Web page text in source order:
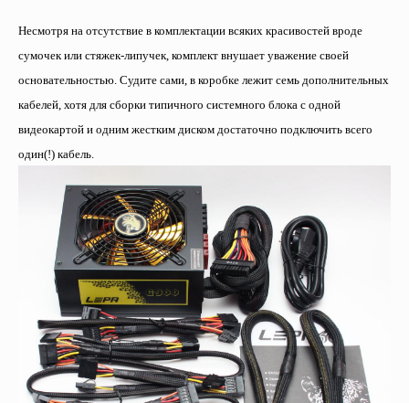
Несмотря на отсутствие в комплектации всяких красивостей вроде
сумочек или стяжек-липучек, комплект внушает уважение своей
основательностью. Судите сами, в коробке лежит семь дополнительных
кабелей, хотя для сборки типичного системного блока с одной
видеокартой и одним жестким диском достаточно подключить всего
один(!) кабель.